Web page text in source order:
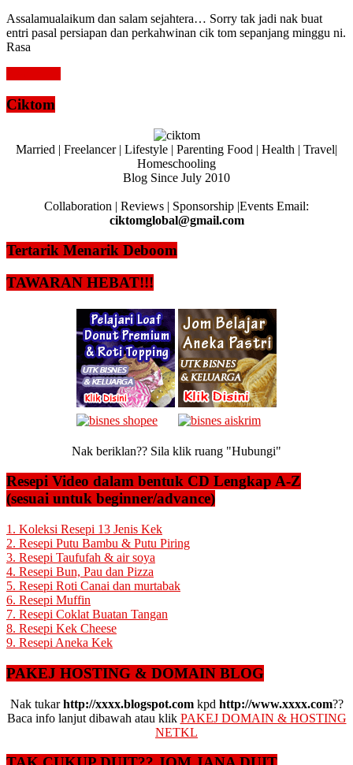
Assalamualaikum dan salam sejahtera… Sorry tak jadi nak buat
entri pasal persiapan dan perkahwinan cik tom sepanjang minggu ni.
Rasa
Ciktom
Married | Freelancer | Lifestyle | Parenting Food | Health | Travel|
Homeschooling
Blog Since July 2010
Collaboration | Reviews | Sponsorship |Events Email:
ciktomglobal@gmail.com
Tertarik Menarik Deboom
TAWARAN HEBAT!!!
Nak beriklan?? Sila klik ruang "Hubungi"
Resepi Video dalam bentuk CD Lengkap A-Z
(sesuai untuk beginner/advance)
1. Koleksi Resepi 13 Jenis Kek
2. Resepi Putu Bambu & Putu Piring
3. Resepi Taufufah & air soya
4. Resepi Bun, Pau dan Pizza
5. Resepi Roti Canai dan murtabak
6. Resepi Muffin
7. Resepi Coklat Buatan Tangan
8. Resepi Kek Cheese
9. Resepi Aneka Kek
PAKEJ HOSTING & DOMAIN BLOG
Nak tukarhttp://xxxx.blogspot.comkpd http://www.xxxx.com??
Baca info lanjut dibawah atau klik PAKEJ DOMAIN & HOSTING
NETKL